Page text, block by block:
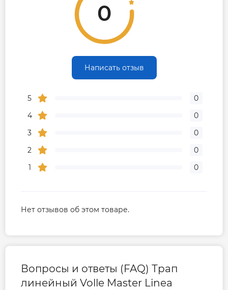
Гарантия производителя, мес
0
Написать отзыв
5
0
4
0
3
0
2
0
1
0
Нет отзывов об этом товаре.
Вопросы и ответы (FAQ) Трап
линейный Volle Master Linea